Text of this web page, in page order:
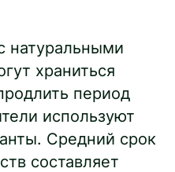
натуральными
храниться
период
используют
Средний срок
составляет